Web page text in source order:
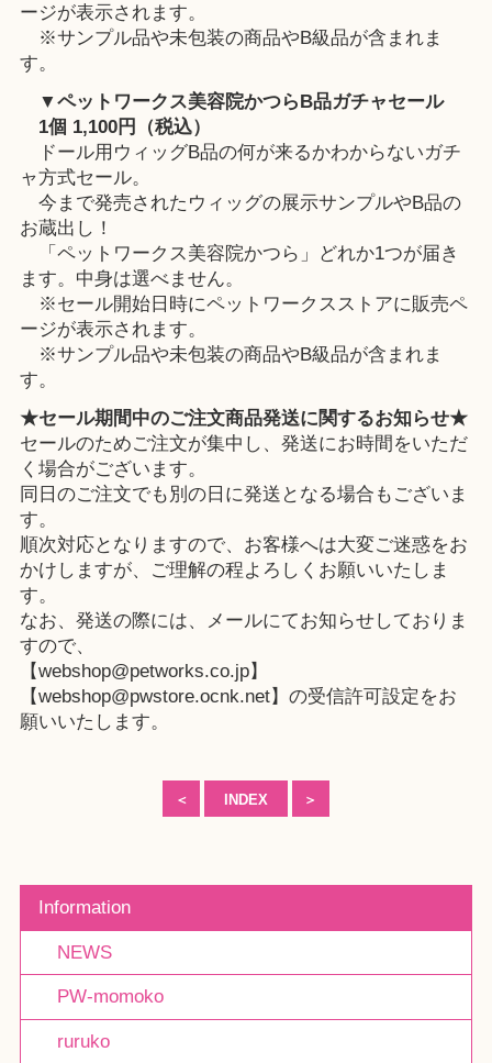
ージが表示されます。
※サンプル品や未包装の商品やB級品が含まれま
す。
▼ペットワークス美容院かつらB品ガチャセール
1個 1,100円（税込）
ドール用ウィッグB品の何が来るかわからないガチ
ャ方式セール。
今まで発売されたウィッグの展示サンプルやB品の
お蔵出し！
「ペットワークス美容院かつら」どれか1つが届き
ます。中身は選べません。
※セール開始日時にペットワークスストアに販売ペ
ージが表示されます。
※サンプル品や未包装の商品やB級品が含まれま
す。
★セール期間中のご注文商品発送に関するお知らせ★
セールのためご注文が集中し、発送にお時間をいただ
く場合がございます。
同日のご注文でも別の日に発送となる場合もございま
す。
順次対応となりますので、お客様へは大変ご迷惑をお
かけしますが、ご理解の程よろしくお願いいたしま
す。
なお、発送の際には、メールにてお知らせしておりま
すので、
【webshop@petworks.co.jp】
【webshop@pwstore.ocnk.net】の受信許可設定をお
願いいたします。
＜ INDEX ＞
Information
NEWS
PW-momoko
ruruko